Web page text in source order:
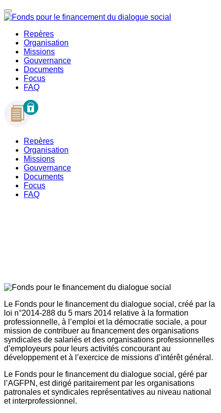
Repères
Organisation
Missions
Gouvernance
Documents
Focus
FAQ
Repères
Organisation
Missions
Gouvernance
Documents
Focus
FAQ
Le Fonds pour le financement du dialogue social, créé par la
loi n°2014-288 du 5 mars 2014 relative à la formation
professionnelle, à l’emploi et la démocratie sociale, a pour
mission de contribuer au financement des organisations
syndicales de salariés et des organisations professionnelles
d’employeurs pour leurs activités concourant au
développement et à l’exercice de missions d’intérêt général.
Le Fonds pour le financement du dialogue social, géré par
l’AGFPN, est dirigé paritairement par les organisations
patronales et syndicales représentatives au niveau national
et interprofessionnel.